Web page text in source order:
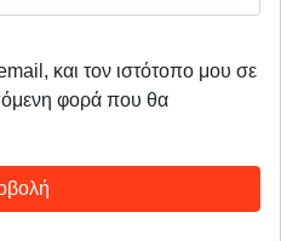
και τον ιστότοπο μου σε
φορά που θα